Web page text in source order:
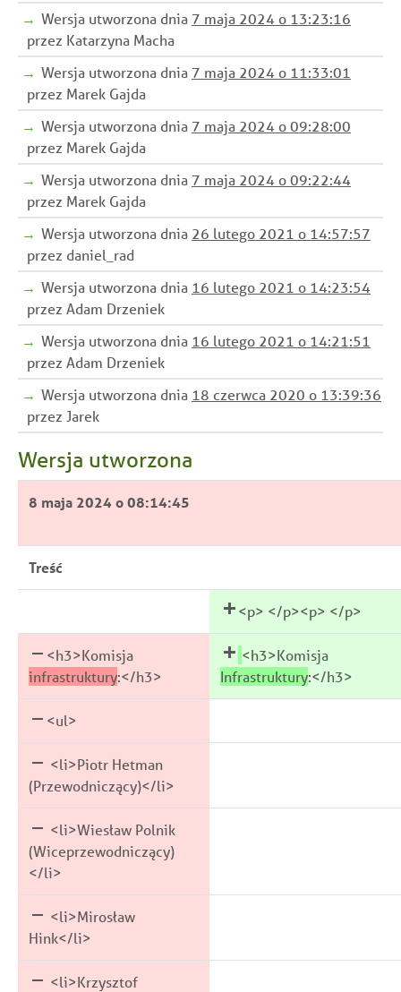
Wersja utworzona dnia 7 maja 2024 o 13:23:16
przez Katarzyna Macha
Wersja utworzona dnia 7 maja 2024 o 11:33:01
przez Marek Gajda
Wersja utworzona dnia 7 maja 2024 o 09:28:00
przez Marek Gajda
Wersja utworzona dnia 7 maja 2024 o 09:22:44
przez Marek Gajda
Wersja utworzona dnia 26 lutego 2021 o 14:57:57
przez daniel_rad
Wersja utworzona dnia 16 lutego 2021 o 14:23:54
przez Adam Drzeniek
Wersja utworzona dnia 16 lutego 2021 o 14:21:51
przez Adam Drzeniek
Wersja utworzona dnia 18 czerwca 2020 o 13:39:36
przez Jarek
Wersja utworzona
8 maja 2024 o 08:14:45
Treść
<p> </p><p> </p>
<h3>Komisja
infrastruktury:</h3>
<h3>Komisja
Infrastruktury:</h3>
<ul>
<li>Piotr Hetman
(Przewodniczący)</li>
<li>Wiesław Polnik
(Wiceprzewodniczący)
</li>
<li>Mirosław
Hink</li>
<li>Krzysztof